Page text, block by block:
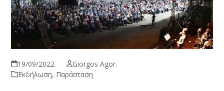
19/09/2022
Giorgos Agor.
Εκδήλωση, Παράσταση